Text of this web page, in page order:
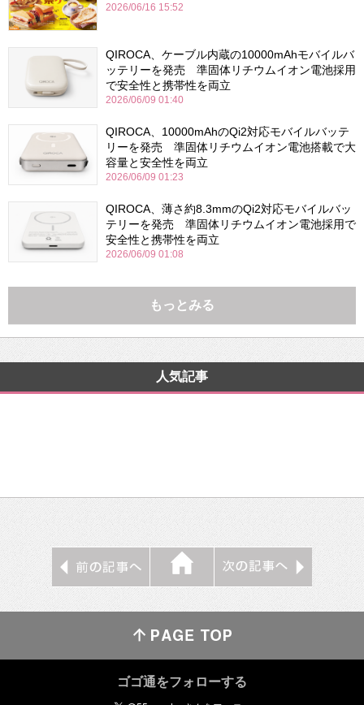
2026/06/16 15:52
QIROCA、ケーブル内蔵の10000mAhモバイルバ
ッテリーを発売 準固体リチウムイオン電池採用
で安全性と携帯性を両立
2026/06/09 01:40
QIROCA、10000mAhのQi2対応モバイルバッテ
リーを発売 準固体リチウムイオン電池搭載で大
容量と安全性を両立
2026/06/09 01:23
QIROCA、薄さ約8.3mmのQi2対応モバイルバッ
テリーを発売 準固体リチウムイオン電池採用で
安全性と携帯性を両立
2026/06/09 01:08
もっとみる
人気記事
ゴゴ通をフォローする